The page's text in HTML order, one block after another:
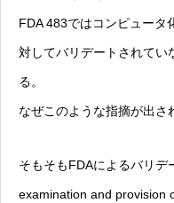
FDA 483ではコンピュータ
対してバリデートされてい
る。
なぜこのような指摘が出さ
そもそもFDAによるバリ
examination and provision